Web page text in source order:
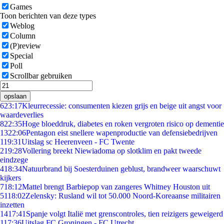
Games
Toon berichten van deze types
Weblog
Column
(P)review
Special
Poll
Scrollbar gebruiken
opslaan
623:17Kleurrecessie: consumenten kiezen grijs en beige uit angst voor
waardeverlies
822:35Hoge bloeddruk, diabetes en roken vergroten risico op dementie
1322:06Pentagon eist snellere wapenproductie van defensiebedrijven
119:31Uitslag sc Heerenveen - FC Twente
219:28Vollering breekt Niewiadoma op slotklim en pakt tweede
eindzege
418:34Natuurbrand bij Soesterduinen geblust, brandweer waarschuwt
kijkers
718:12Mattel brengt Barbiepop van zangeres Whitney Houston uit
5118:02Zelensky: Rusland wil tot 50.000 Noord-Koreaanse militairen
inzetten
1417:41 Spanje volgt Italië met grenscontroles, tien reizigers geweigerd